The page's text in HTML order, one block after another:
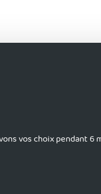
vos choix pendant 6